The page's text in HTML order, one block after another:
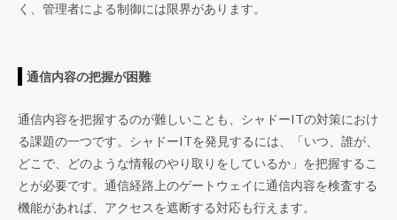
く、管理者による制御には限界があります。
通信内容の把握が困難
通信内容を把握するのが難しいことも、シャドーITの対策におけ
る課題の一つです。シャドーITを発見するには、「いつ、誰が、
どこで、どのような情報のやり取りをしているか」を把握するこ
とが必要です。通信経路上のゲートウェイに通信内容を検査する
機能があれば、アクセスを遮断する対応も行えます。